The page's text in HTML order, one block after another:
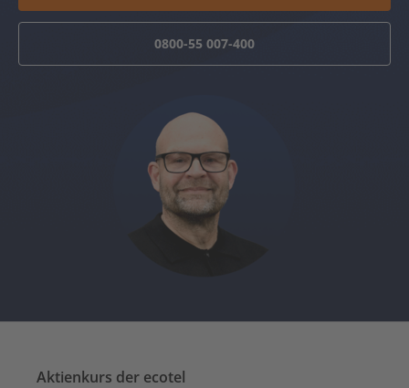
0800-55 007-400
Aktienkurs der ecotel